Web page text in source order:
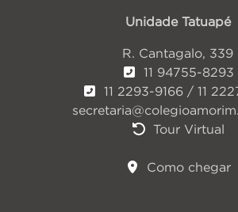
Unidade Tatuapé
R. Cantagalo, 339
11 94755-8293
11 2293-9166 / 11
Tour Virtual
Como chegar